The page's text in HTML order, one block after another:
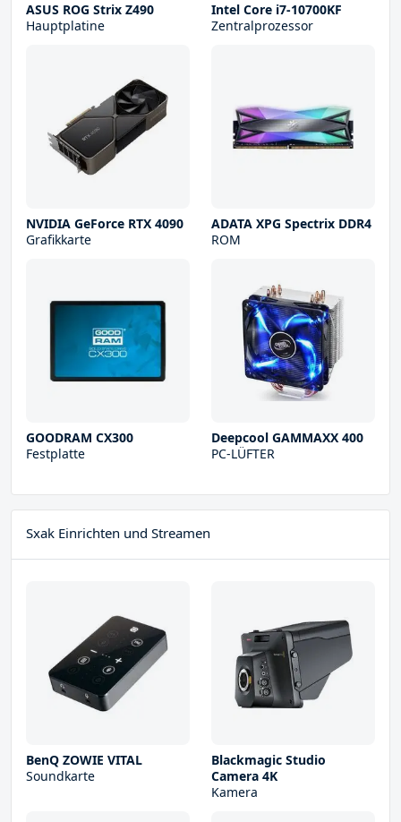
ASUS ROG Strix Z490
Hauptplatine
Intel Core i7-10700KF
Zentralprozessor
NVIDIA GeForce RTX 4090
Grafikkarte
ADATA XPG Spectrix DDR4
ROM
GOODRAM CX300
Festplatte
Deepcool GAMMAXX 400
PC-LÜFTER
Sxak Einrichten und Streamen
BenQ ZOWIE VITAL
Soundkarte
Blackmagic Studio
Camera 4K
Kamera